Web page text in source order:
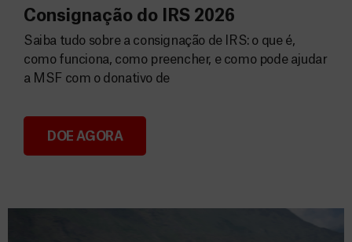
Consignação do IRS 2026
Consignação do IRS 2026
Saiba tudo sobre a consignação de IRS: o que é,
como funciona, como preencher, e como pode ajudar
a MSF com o donativo de
DOE AGORA